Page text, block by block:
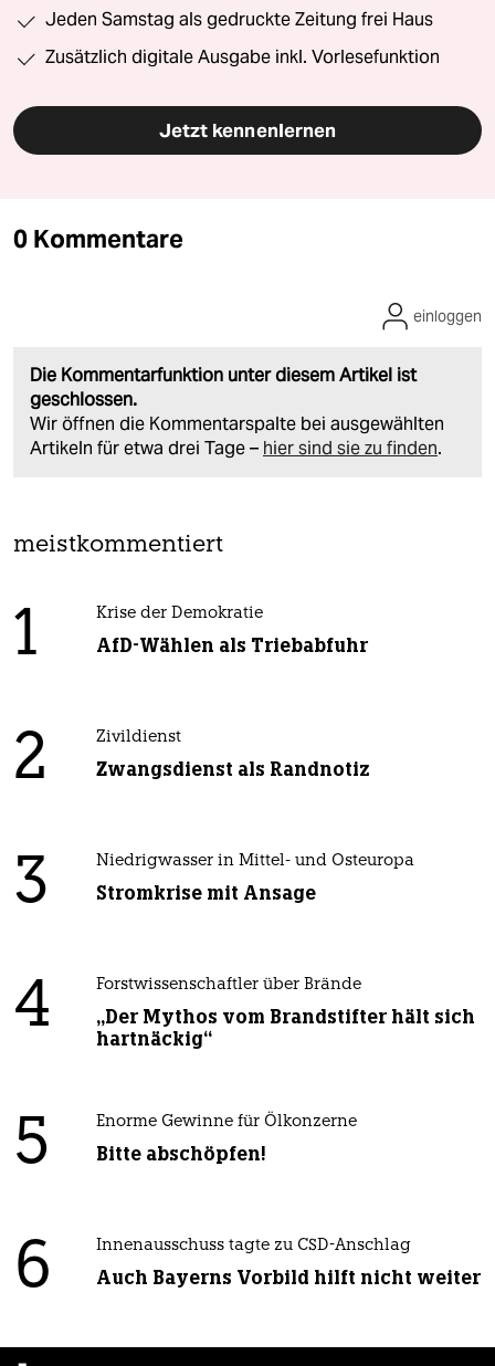
Jeden Samstag als gedruckte Zeitung frei Haus
Zusätzlich digitale Ausgabe inkl. Vorlesefunktion
Jetzt kennenlernen
0 Kommentare
Die Kommentarfunktion unter diesem Artikel ist
geschlossen.
Wir öffnen die Kommentarspalte bei ausgewählten
Artikeln für etwa drei Tage – hier sind sie zu finden.
einloggen
meistkommentiert
1 Krise der Demokratie
AfD-Wählen als Triebabfuhr
2 Zivildienst
Zwangsdienst als Randnotiz
3 Niedrigwasser in Mittel- und Osteuropa
Stromkrise mit Ansage
4 Forstwissenschaftler über Brände
„Der Mythos vom Brandstifter hält sich
hartnäckig“
5 Enorme Gewinne für Ölkonzerne
Bitte abschöpfen!
6 Innenausschuss tagte zu CSD-Anschlag
Auch Bayerns Vorbild hilft nicht weiter